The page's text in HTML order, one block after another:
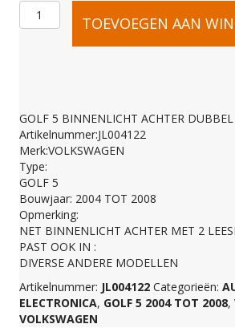
GOLF
BINNENLICHT
ACHTER
DUBBEL
aantal
TOEVOEGEN AAN
GOLF 5 BINNENLICHT ACHTER DUBBEL
Artikelnummer:JL004122
Merk:VOLKSWAGEN
Type:
GOLF 5
Bouwjaar: 2004 TOT 2008
Opmerking:
NET BINNENLICHT ACHTER MET 2
PAST OOK IN :
DIVERSE ANDERE MODELLEN
Artikelnummer: JL004122 Categorieën:
ELECTRONICA, GOLF 5 2004 TOT 2008,
VOLKSWAGEN